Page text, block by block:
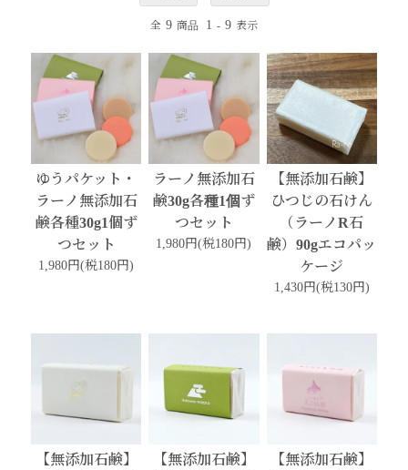
全 9 商品 1 - 9 表示
ゆうパケット・
ラーノ無添加石
鹸各種30g1個ず
つセット
1,980円(税180円)
ラーノ無添加石
鹸30g各種1個ず
つセット
1,980円(税180円)
【無添加石鹸】
ひつじの石けん
（ラーノR石
鹸）90gエコパッ
ケージ
1,430円(税130円)
【無添加石鹸】
【無添加石鹸】
【無添加石鹸】